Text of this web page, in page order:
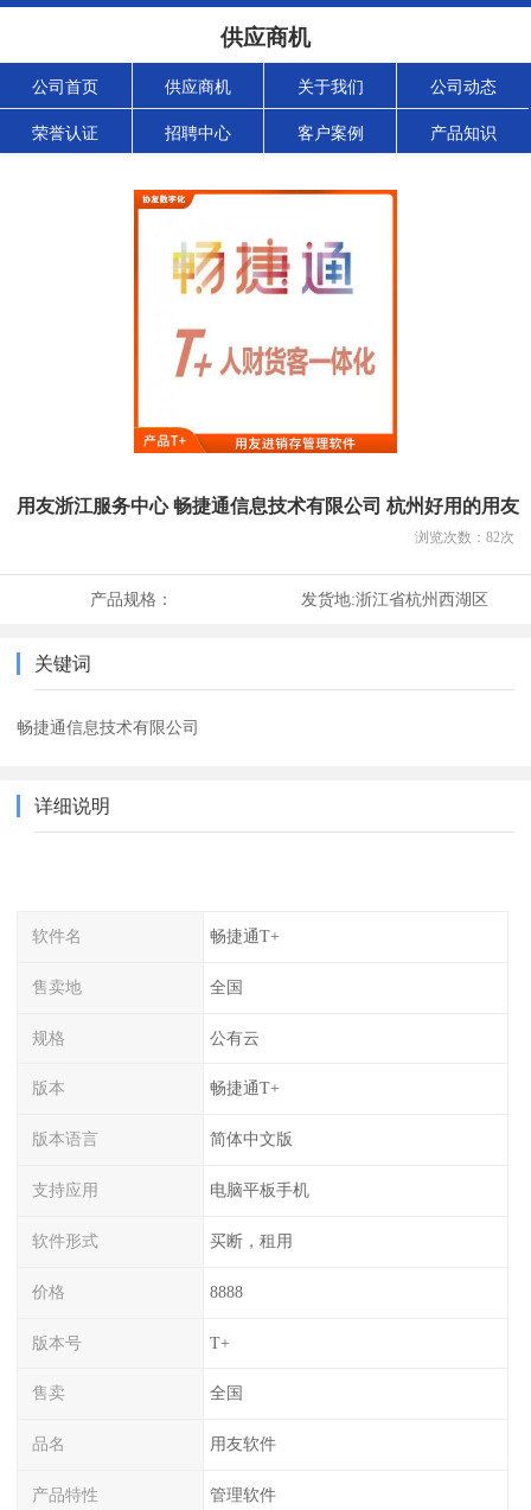
供应商机
公司首页 供应商机 关于我们 公司动态
荣誉认证 招聘中心 客户案例 产品知识
用友浙江服务中心 畅捷通信息技术有限公司 杭州好用的用友
浏览次数： 82次
产品规格： 发货地:浙江省杭州西湖区
关键词
畅捷通信息技术有限公司
详细说明
软件名 畅捷通T+
售卖地 全国
规格 公有云
版本 畅捷通T+
版本语言 简体中文版
支持应用 电脑平板手机
软件形式 买断，租用
价格 8888
版本号 T+
售卖 全国
品名 用友软件
产品特性 管理软件